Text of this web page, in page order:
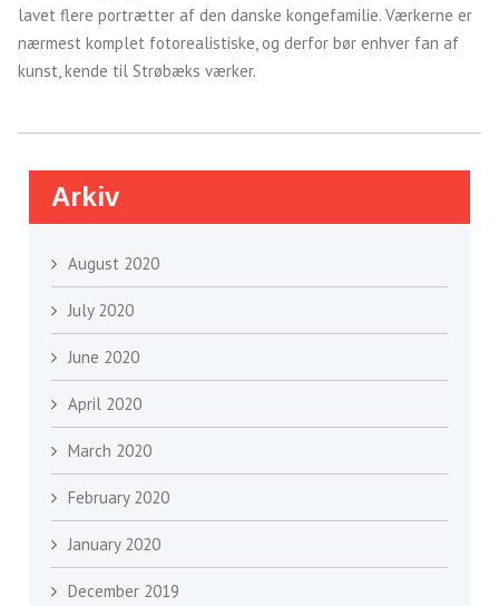
lavet flere portrætter af den danske kongefamilie. Værkerne er
nærmest komplet fotorealistiske, og derfor bør enhver fan af
kunst, kende til Strøbæks værker.
Arkiv
August 2020
July 2020
June 2020
April 2020
March 2020
February 2020
January 2020
December 2019